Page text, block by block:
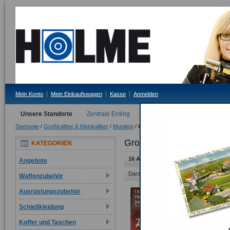
Mein Konto Mein Einkaufswagen Kasse Anmelden
Unsere Standorte Zentrale Erding
Startseite / Großkaliber & Kleinkaliber / Munition / Großkaliber
Großkaliber
16 Artikel
Darstellung als: Raster Liste
KATEGORIEN
Angebote
Waffenzubehör
Ausrüstungszubehör
Schießkleidung
Koffer und Taschen